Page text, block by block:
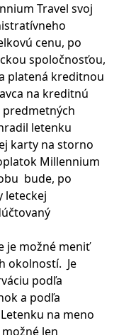
Travel svoj
cenu, po
spoločnosťou,
platená kreditnou
na kreditnú
letenku
karty na storno
Millennium
bude, po
leteckej
je možné meniť
okolností. Je
podľa
a podľa
na meno
len